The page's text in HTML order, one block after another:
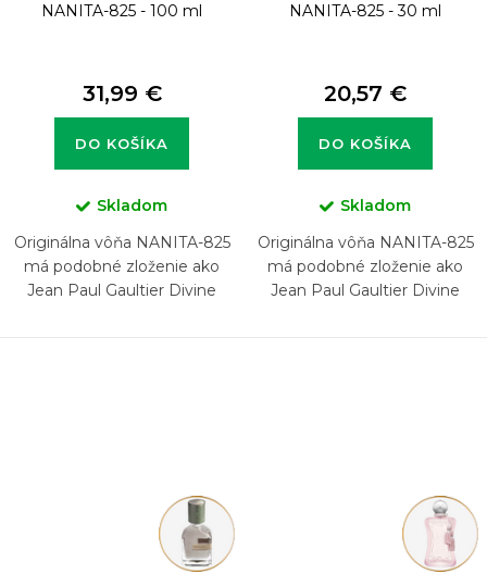
NANITA-825 - 100 ml
31,99 €
DO KOŠÍKA
Skladom
Originálna vôňa NANITA-825
má podobné zloženie ako
Jean Paul Gaultier Divine
NANITA-825 - 30 ml
20,57 €
DO KOŠÍKA
Skladom
Originálna vôňa NANITA-825
má podobné zloženie ako
Jean Paul Gaultier Divine